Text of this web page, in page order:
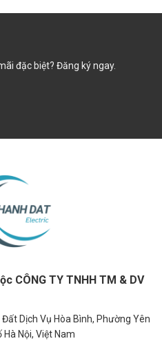
đặc biệt? Đăng ký ngay.
CÔNG TY TNHH TM & DV
Dịch Vụ Hòa Bình, Phường Yên
Nội, Việt Nam